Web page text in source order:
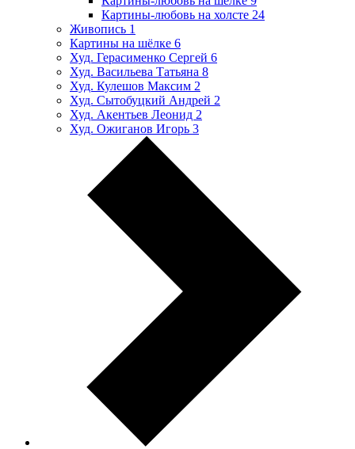
Картины-любовь на холсте 24
Живопись 1
Картины на шёлке 6
Худ. Герасименко Сергей 6
Худ. Васильева Татьяна 8
Худ. Кулешов Максим 2
Худ. Сытобуцкий Андрей 2
Худ. Акентьев Леонид 2
Худ. Ожиганов Игорь 3